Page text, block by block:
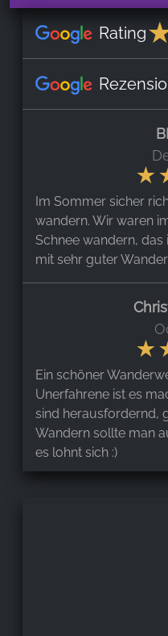
Rating
Im Sommer sicher
wandern. Wir waren
Schnee wandern,
mit sehr guter
Ein schöner
Unerfahrene ist es
sind herausfordernd,
Wandern sollte man
es lohnt sich :)